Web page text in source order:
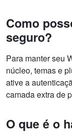
Como
seguro?
Para manter seu
núcleo, temas e
ative a
camada extra de
O que é o